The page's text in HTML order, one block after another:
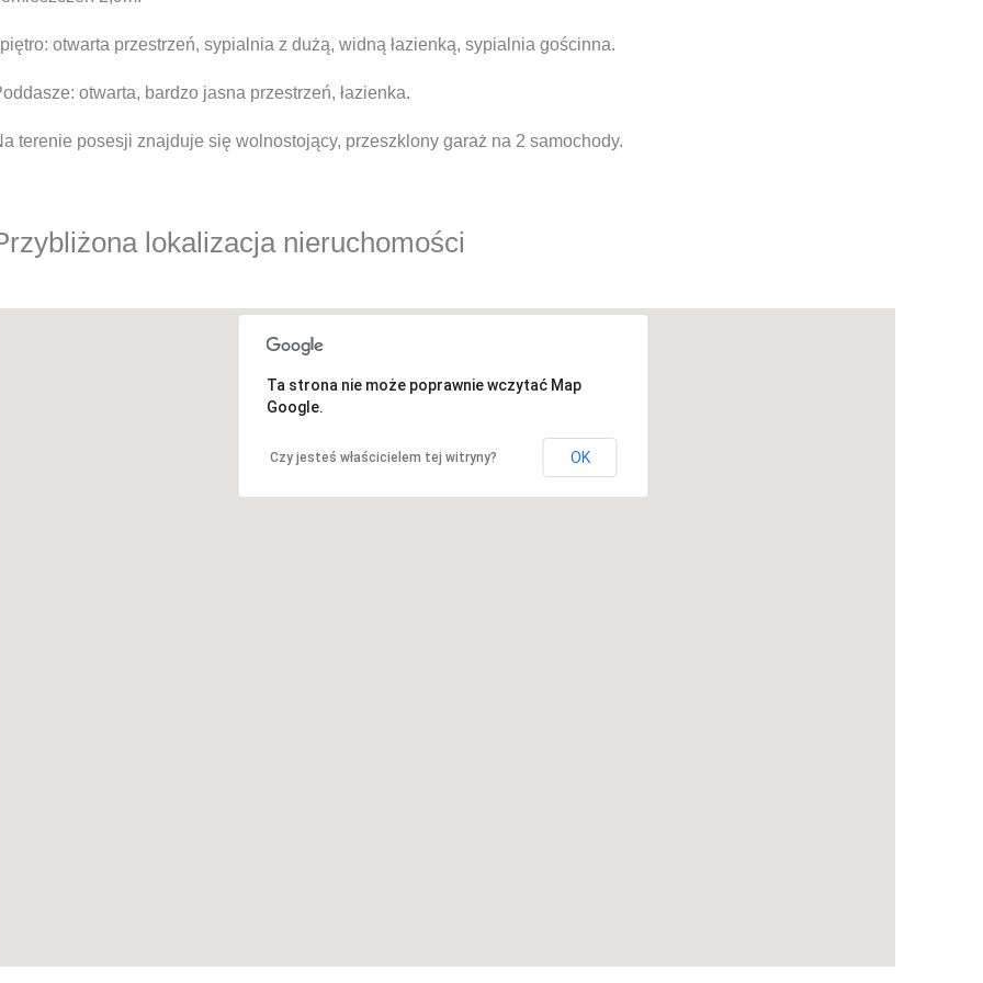
I piętro: otwarta przestrzeń, sypialnia z dużą, widną łazienką, sypialnia gościnna.
otwarta, bardzo jasna przestrzeń, łazienka.
terenie posesji znajduje się wolnostojący, przeszklony garaż na 2 samochody.
lokalizacja nieruchomości
Ta strona nie może poprawnie wczytać Map
Google.
Czy jesteś właścicielem tej witryny? OK